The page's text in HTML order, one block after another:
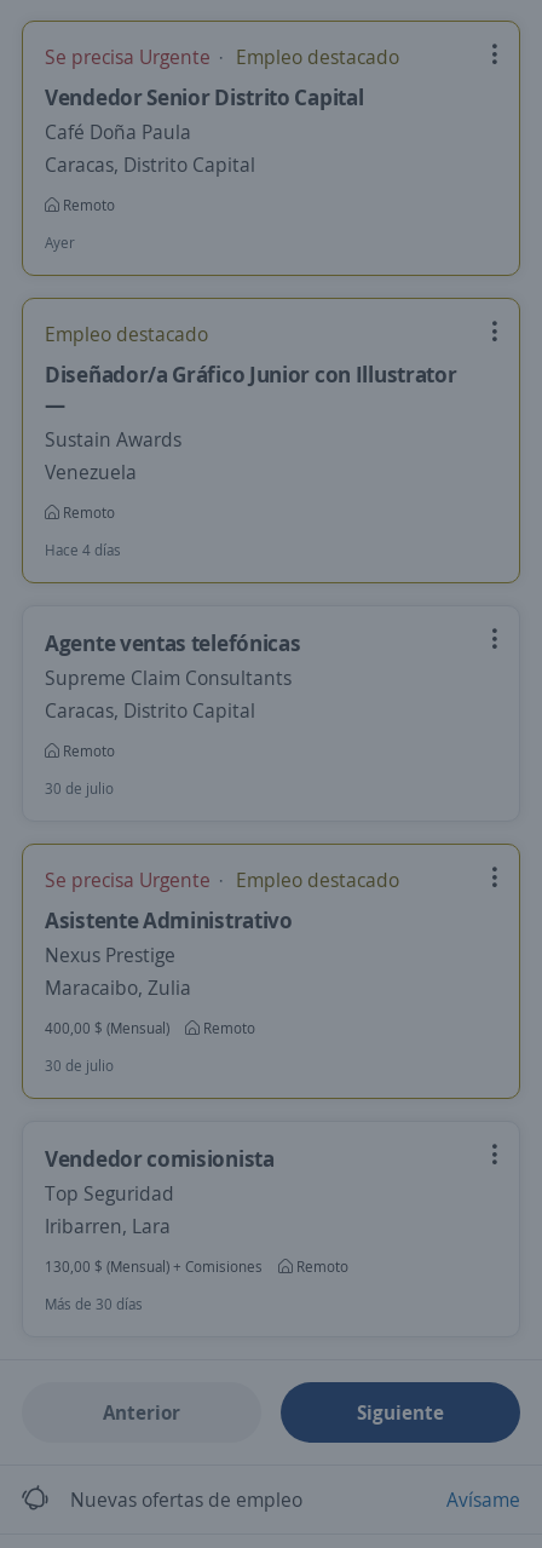
Se precisa Urgente Empleo destacado
Vendedor Senior Distrito Capital
Café Doña Paula
Caracas, Distrito Capital
Remoto
Ayer
Empleo destacado
Diseñador/a Gráfico Junior con Illustrator
—
Sustain Awards
Venezuela
Remoto
Hace 4 días
Agente ventas telefónicas
Supreme Claim Consultants
Caracas, Distrito Capital
Remoto
30 de julio
Se precisa Urgente Empleo destacado
Asistente Administrativo
Nexus Prestige
Maracaibo, Zulia
400,00 $ (Mensual)
Remoto
30 de julio
Vendedor comisionista
Top Seguridad
Iribarren, Lara
130,00 $ (Mensual) + Comisiones
Remoto
Más de 30 días
Anterior Siguiente
Nuevas ofertas de empleo Avísame